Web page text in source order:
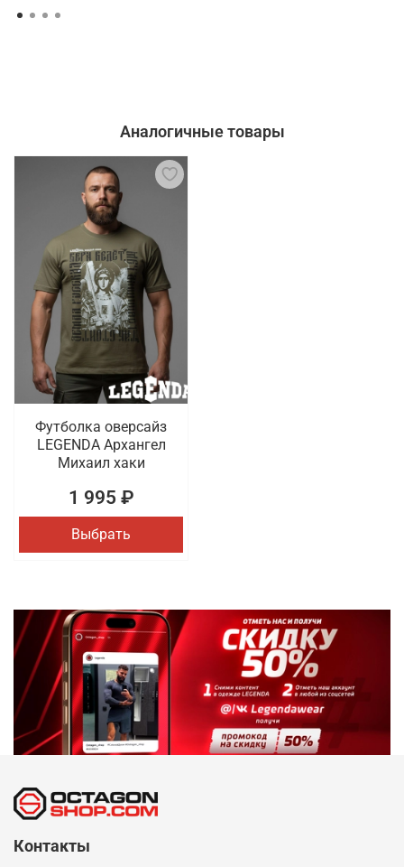
Аналогичные товары
Футболка оверсайз
LEGENDA Архангел
Михаил хаки
1 995 ₽
Выбрать
Контакты